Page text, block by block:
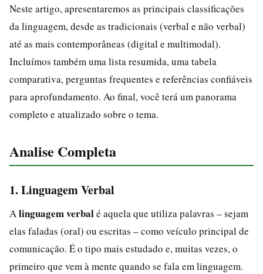
Neste artigo, apresentaremos as principais classificações
da linguagem, desde as tradicionais (verbal e não verbal)
até as mais contemporâneas (digital e multimodal).
Incluímos também uma lista resumida, uma tabela
comparativa, perguntas frequentes e referências confiáveis
para aprofundamento. Ao final, você terá um panorama
completo e atualizado sobre o tema.
Analise Completa
1. Linguagem Verbal
A linguagem verbalé aquela que utiliza palavras – sejam
elas faladas (oral) ou escritas – como veículo principal de
comunicação. É o tipo mais estudado e, muitas vezes, o
primeiro que vem à mente quando se fala em linguagem.